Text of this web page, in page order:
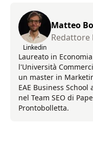
Linkedin
Matteo
Redattore
Laureato in
l'Università
un master in
EAE Business
nel Team SEO di
Prontobolletta.